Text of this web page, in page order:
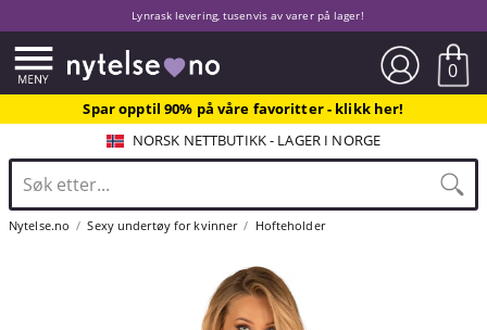
Lynrask levering, tusenvis av varer på lager!
0
Spar opptil 90% på våre favoritter - klikk her!
NORSK NETTBUTIKK - LAGER I NORGE
Nytelse.no Sexy undertøy for kvinner Hofteholder